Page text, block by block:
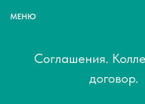
МЕНЮ
Соглашения.
договор.